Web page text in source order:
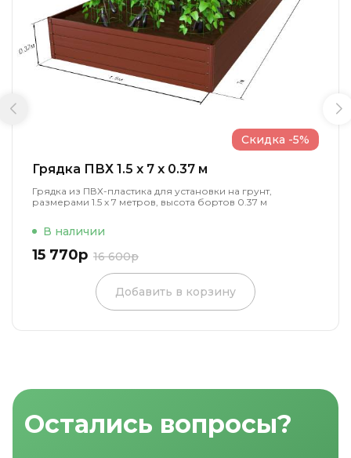
Грядка ПВХ 1.5 x 7 x 0.37 м
Грядка из ПВХ-пластика для установки на грунт,
размерами 1.5 х 7 метров, высота бортов 0.37 м
В наличии
15 770р 16 600р
Скидка -5%
Добавить в корзину
Остались вопросы?